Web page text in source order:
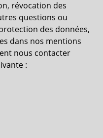
révocation des
questions ou
des données,
dans nos mentions
nous contacter
: